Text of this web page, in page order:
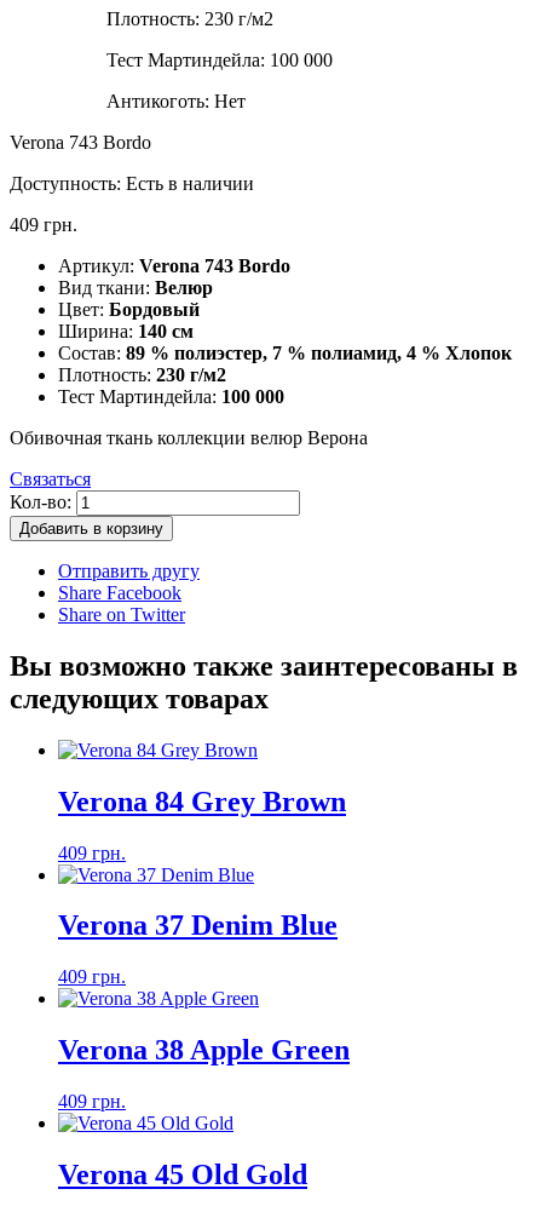
Плотность: 230 г/м2
Тест Мартиндейла: 100 000
Антикоготь: Нет
Verona 743 Bordo
Доступность: Есть в наличии
409 грн.
Артикул: Verona 743 Bordo
Вид ткани: Велюр
Цвет: Бордовый
Ширина: 140 см
Состав: 89 % полиэстер, 7 % полиамид, 4 % Хлопок
Плотность: 230 г/м2
Тест Мартиндейла: 100 000
Обивочная ткань коллекции велюр Верона
Связаться
Кол-во:
Добавить в корзину
Отправить другу
Share Facebook
Share on Twitter
Вы возможно также заинтересованы в
следующих товарах
Verona 84 Grey Brown
409 грн.
Verona 37 Denim Blue
409 грн.
Verona 38 Apple Green
409 грн.
Verona 45 Old Gold